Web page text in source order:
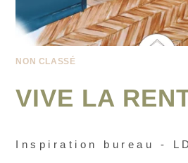
NON CLASSÉ
VIVE LA
Inspiration bureau - LD